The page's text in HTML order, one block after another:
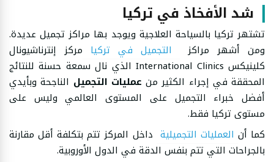
شد الأفخاذ في تركيا
تشتهر تركيا بالسياحة العلاجية ويوجد بها مراكز تجميل عديدة.
ومن أشهر مراكز
التجميل في تركيا مركز إنترناشيونال
كلينيكس International Clinics الذي نال سمعة حسنة للنتائج
المحققة في إجراء الكثير من عمليات التجميل الناجحة وبأيدي
أفضل خبراء التجميل على المستوى العالمي وليس على
مستوى تركيا فقط.
كما أن العمليات التجميلية داخل المركز تتم بتكلفة أقل مقارنة
بالجراحات التي تتم بنفس الدقة في الدول الأوروبية.